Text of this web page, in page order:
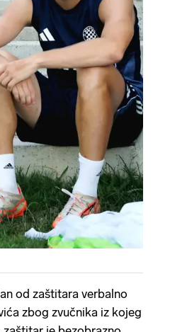
od zaštitara verbalno
zbog zvučnika iz kojeg